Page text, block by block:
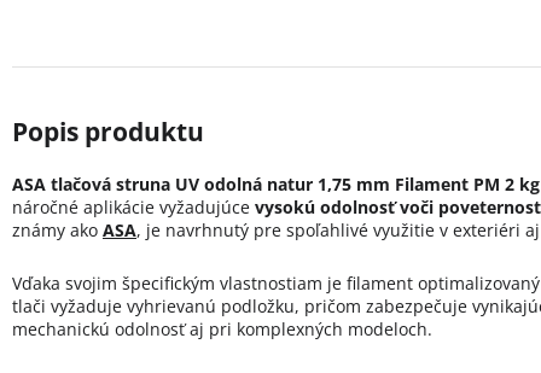
ASA tlačová struna UV odolná natur 1,75 mm Filament PM 2 kg
náročné aplikácie vyžadujúce vysokú odolnosť voči
známy ako ASA, je navrhnutý pre spoľahlivé využitie v exteriéri
Vďaka svojim špecifickým vlastnostiam je filament
tlači vyžaduje vyhrievanú podložku, pričom zabezpečuje
mechanickú odolnosť aj pri komplexných modeloch.